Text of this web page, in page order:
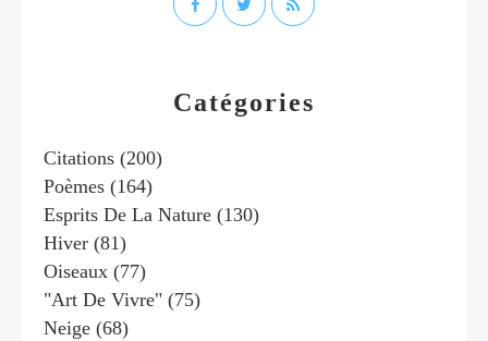
Catégories
Citations (200)
Poèmes (164)
Esprits De La Nature (130)
Hiver (81)
Oiseaux (77)
"art De Vivre" (75)
Neige (68)